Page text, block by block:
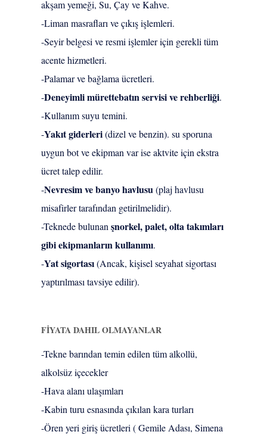
akşam yemeği, Su, Çay ve Kahve.
-Liman masrafları ve çıkış işlemleri.
-Seyir belgesi ve resmi işlemler için gerekli tüm
acente hizmetleri.
-Palamar ve bağlama ücretleri.
-Deneyimli mürettebatın servisi ve rehberliği.
-Kullanım suyu temini.
-Yakıt giderleri(dizel ve benzin). su sporuna
uygun bot ve ekipman var ise aktvite için ekstra
ücret talep edilir.
-Nevresim ve banyo havlusu(plaj havlusu
misafirler tarafından getirilmelidir).
-Teknede bulunan şnorkel, palet, olta takımları
gibi ekipmanların kullanımı.
-Yat sigortası(Ancak, kişisel seyahat sigortası
yaptırılması tavsiye edilir).
FİYATA DAHIL OLMAYANLAR
-Tekne barından temin edilen tüm alkollü,
alkolsüz içecekler
-Hava alanı ulaşımları
-Kabin turu esnasında çıkılan kara turları
-Ören yeri giriş ücretleri ( Gemile Adası, Simena